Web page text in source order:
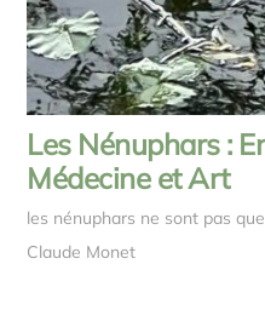
Les Nénuphars :
Médecine et Art
les nénuphars ne sont pas
Claude Monet